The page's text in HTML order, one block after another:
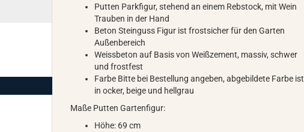
Putten Parkfigur, stehend an einem Rebstock, mit Wein
Trauben in der Hand
Beton Steinguss Figur ist frostsicher für den Garten
Außenbereich
Weissbeton auf Basis von Weißzement, massiv, schwer
und frostfest
Farbe Bitte bei Bestellung angeben, abgebildete Farbe ist
in ocker, beige und hellgrau
Maße Putten Gartenfigur:
Höhe: 69 cm